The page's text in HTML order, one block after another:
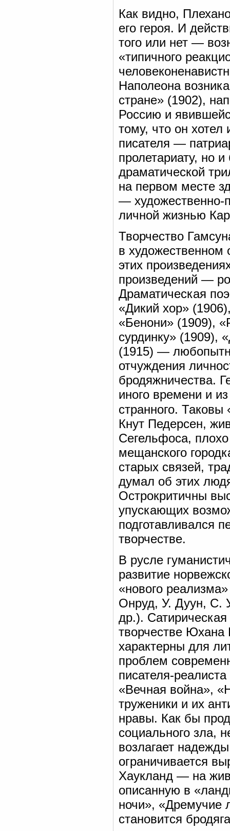
Как видно,
его героя. И
того или нет —
«типичного
Наполеона
стране» (1902),
Россию и
тому, что он
писателя —
пролетариату, но
драматической
на первом месте
— художественно-
личной жизнью
Творчество
в
этих
произведений —
Драматическая
«Дикий хор»
«Бенони» (1909),
сурдинку» (1909),
(1915) —
отчуждения
бродяжничества.
иного времени и
странного.
Кнут Педерсен,
Сегельфоса,
мещанского
старых связей,
думал об этих
Острокритичны
упускающих
подготавливался
творчестве.
В русле
развитие
«нового
Онруд, У. Дуун, С.
др.).
творчестве
характерны для
проблем
писателя-
«Вечная война»,
труженики и их
нравы. Как бы
социального зла,
возлагает
ограничивается
Хаукланд — на
описанную в
ночи», «Дремучие
становится